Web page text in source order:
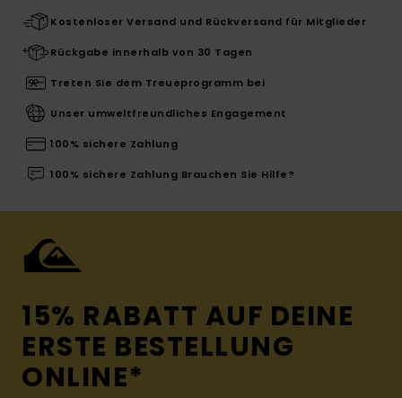
Kostenloser Versand und Rückversand für Mitglieder
Rückgabe innerhalb von 30 Tagen
Treten Sie dem Treueprogramm bei
Unser umweltfreundliches Engagement
100% sichere Zahlung
100% sichere Zahlung Brauchen Sie Hilfe?
15% RABATT AUF DEINE
ERSTE BESTELLUNG
ONLINE*